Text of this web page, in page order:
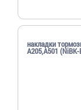
накладки
A205,А501